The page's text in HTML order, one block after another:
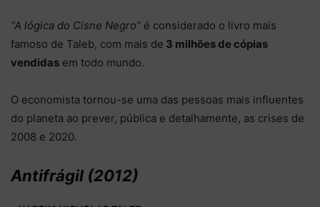
“A lógica do Cisne Negro” é considerado o livro mais
famoso de Taleb, com mais de 3 milhões de cópias
vendidas em todo mundo.
O economista tornou-se uma das pessoas mais influentes
do planeta ao prever, pública e detalhamente, as crises de
2008 e 2020.
Antifrágil (2012)